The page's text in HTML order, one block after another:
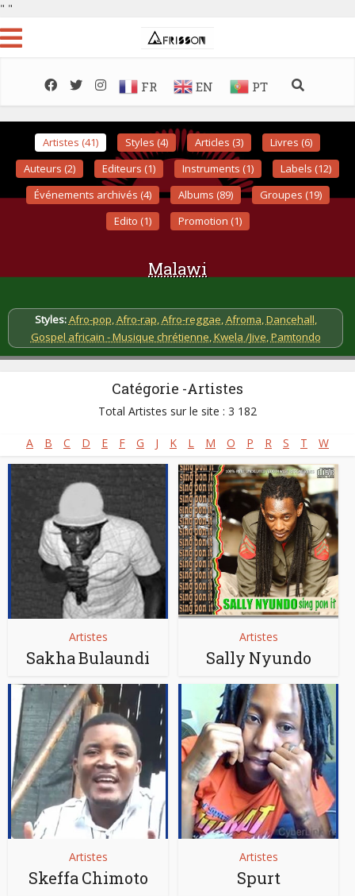
" "
FR EN PT
Artistes (41) Styles (4) Articles (3)
Livres (6)
Auteurs (2)
Editeurs (1) Instruments (1)
Labels (12)
Événements archivés (4)
Albums (89)
Groupes (19)
Edito (1)
Promotion (1)
Malawi
Styles:Afro-pop,Afro-rap,Afro-reggae,Afroma,Dancehall,
Gospel africain - Musique chrétienne,Kwela /Jive,Pamtondo
Catégorie -Artistes
Total Artistes sur le site : 3 182
A B C D E F G J K L M O P R S T W
Artistes
Sakha Bulaundi
Artistes
Sally Nyundo
Artistes
Skeffa Chimoto
Artistes
Spurt